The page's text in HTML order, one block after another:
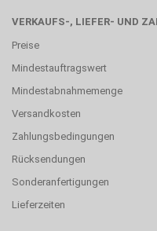
VERKAUFS-, LIEFER- UND
Preise
Mindestauftragswert
Mindestabnahmemenge
Versandkosten
Zahlungsbedingungen
Rücksendungen
Sonderanfertigungen
Lieferzeiten